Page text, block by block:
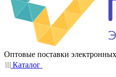
Оптовые поставки
Каталог